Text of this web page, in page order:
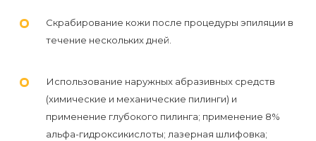
Скрабирование кожи после процедуры эпиляции в
течение нескольких дней.
Использование наружных абразивных средств
(химические и механические пилинги) и
применение глубокого пилинга; применение 8%
альфа-гидроксикислоты; лазерная шлифовка;